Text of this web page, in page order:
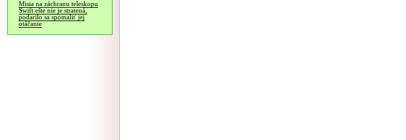
Misia na záchranu teleskopu
Swift ešte nie je stratená,
podarilo sa spomaliť jej
otáčanie